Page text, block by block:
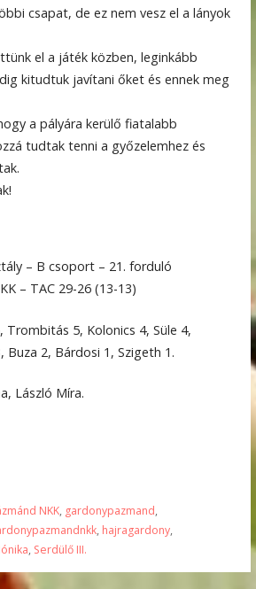
csapat, de ez nem vesz el a lányok
el a játék közben, leginkább
kitudtuk javítani őket és ennek meg
a pályára kerülő fiatalabb
tudtak tenni a győzelemhez és
– B csoport – 21. forduló
– TAC 29-26 (13-13)
Trombitás 5, Kolonics 4, Süle 4,
Buza 2, Bárdosi 1, Szigeth 1.
László Míra.
NKK, gardonypazmand,
, hajragardony,
, Serdülő III.